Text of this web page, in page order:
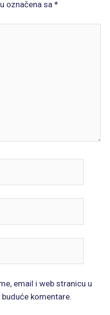
označena sa*
email i web stranicu u
komentare.